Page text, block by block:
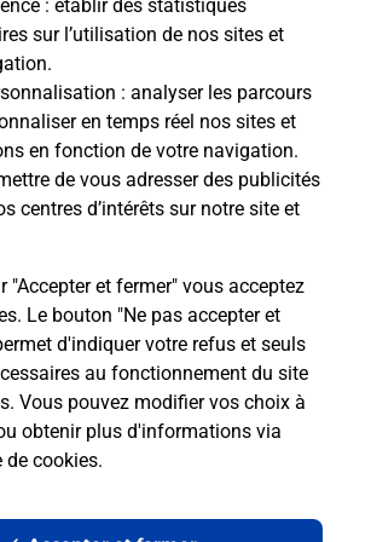
: établir des statistiques
sur l’utilisation de nos sites et
: analyser les parcours
en temps réel nos sites et
en fonction de votre navigation.
de vous adresser des publicités
centres d’intérêts sur notre site et
"Accepter et fermer" vous acceptez
Le bouton "Ne pas accepter et
d'indiquer votre refus et seuls
au fonctionnement du site
Vous pouvez modifier vos choix à
obtenir plus d'informations via
de cookies.
La Poste
courrier aujourd'hui à 16h00
Lemps
un nouvel onglet
aux lettres Isère Le Grand Lemps